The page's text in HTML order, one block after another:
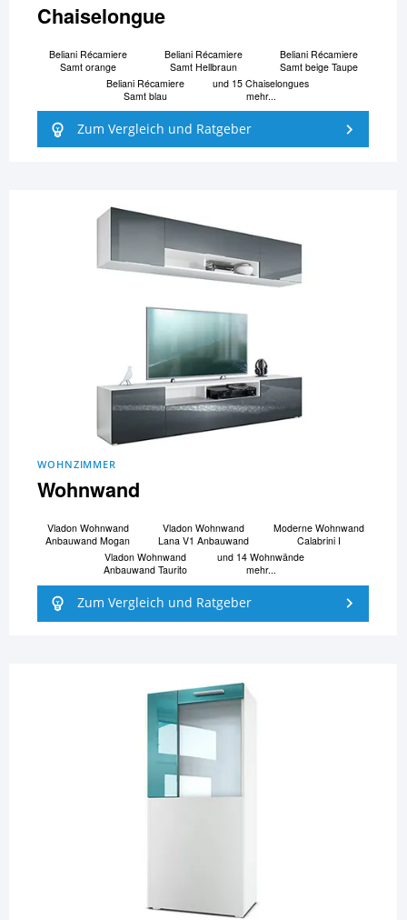
Chaiselongue
Beliani Ré­ca­mi­e­re
Samt orange
Beliani Ré­ca­mi­e­re
Samt Hellbraun
Beliani Ré­ca­mi­e­re
Samt beige Taupe
Beliani Ré­ca­mi­e­re
Samt blau
und 15 Chaiselongues
mehr...
Zum Vergleich und Ratgeber
WOHNZIMMER
Wohnwand
Vladon Wohnwand
Anbauwand Mogan
Vladon Wohnwand
Lana V1 Anbauwand
Moderne Wohnwand
Calabrini I
Vladon Wohnwand
Anbauwand Taurito
und 14 Wohnwände
mehr...
Zum Vergleich und Ratgeber